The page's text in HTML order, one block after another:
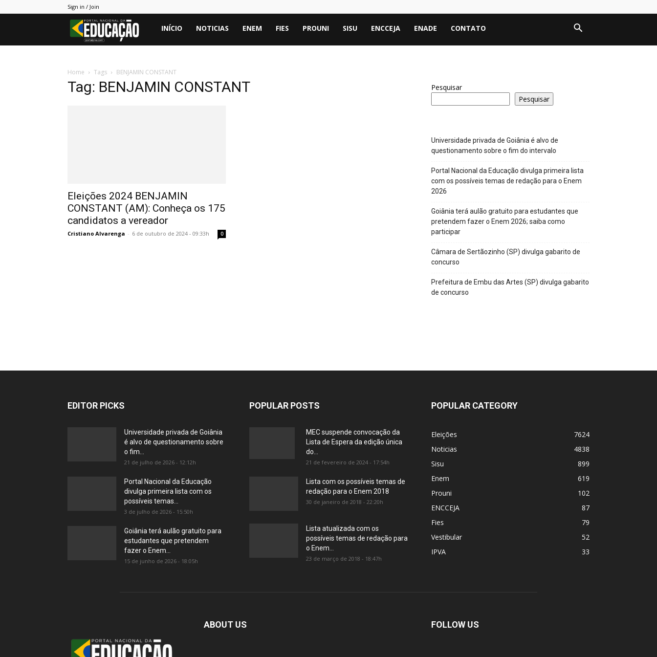
Sign in / Join
Portal
INÍCIO NOTICIAS ENEM FIES PROUNI SISU ENCCEJA ENADE CONTATO
Home Tags BENJAMIN CONSTANT
Tag: BENJAMIN CONSTANT
Eleições 2024 BENJAMIN
CONSTANT (AM): Conheça os 175
candidatos a vereador
Cristiano Alvarenga - 6 de outubro de 2024 - 09:33h 0
Pesquisar
Pesquisar
Universidade privada de Goiânia é alvo de
questionamento sobre o fim do intervalo
Portal Nacional da Educação divulga primeira lista
com os possíveis temas de redação para o Enem
2026
Goiânia terá aulão gratuito para estudantes que
pretendem fazer o Enem 2026; saiba como
participar
Câmara de Sertãozinho (SP) divulga gabarito de
concurso
Prefeitura de Embu das Artes (SP) divulga gabarito
de concurso
EDITOR PICKS
Universidade privada de Goiânia
é alvo de questionamento sobre
o fim...
21 de julho de 2026 - 12:12h
Portal Nacional da Educação
divulga primeira lista com os
possíveis temas...
3 de julho de 2026 - 15:50h
Goiânia terá aulão gratuito para
estudantes que pretendem
fazer o Enem...
15 de junho de 2026 - 18:05h
POPULAR POSTS
MEC suspende convocação da
Lista de Espera da edição única
do...
21 de fevereiro de 2024 - 17:54h
Lista com os possíveis temas de
redação para o Enem 2018
30 de janeiro de 2018 - 22:20h
Lista atualizada com os
possíveis temas de redação para
o Enem...
23 de março de 2018 - 18:47h
POPULAR CATEGORY
Eleições
7624
Noticias
4838
Sisu
899
Enem
619
Prouni
102
ENCCEJA
87
Fies
79
Vestibular
52
IPVA
33
ABOUT US FOLLOW US